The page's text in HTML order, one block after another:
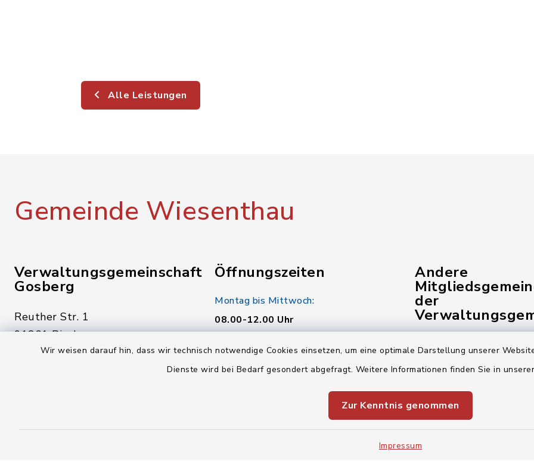
Wir weisen darauf hin, dass wir technisch notwendige Cookies einsetzen, um eine optimale Darstellung unserer
Dienste wird bei Bedarf gesondert abgefragt. Weitere Informationen finden Sie in
Zur Kenntnis genommen
Impressum
Alle Leistungen
Gemeinde Wiesenthau
Verwaltungsgemeinschaft
Gosberg
Reuther Str. 1
91361 Pinzberg
Öffnungszeiten
Montag bis Mittwoch:
08.00-12.00 Uhr
Donnerstag:
14.00-18.00 Uhr
Andere
der
Gemeinde Pinzberg